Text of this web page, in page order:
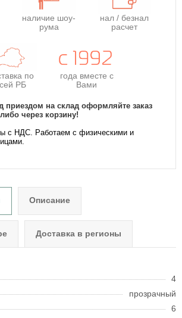
наличие шоу-
рума
нал / безнал
расчет
по
РБ
года вместе с
Вами
приездом на склад оформляйте заказ
через корзину!
с НДС. Работаем с физическими и
Описание
Доставка в регионы
4
прозрачный
6